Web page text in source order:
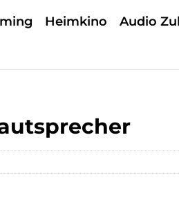
Heimkino Audio